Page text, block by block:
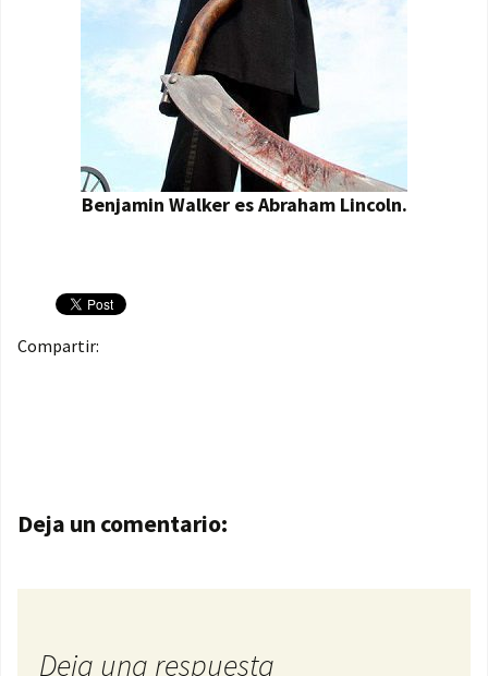
Benjamin Walker es Abraham Lincoln.
Compartir:
Navegación de entradas
Deja un comentario:
Deja una respuesta